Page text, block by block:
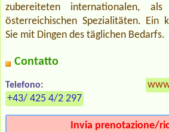
zubereiteten internationalen,
österreichischen Spezialitäten. Ein
Sie mit Dingen des täglichen Bedarfs.
Contatto
Telefono:
+43/ 425 4/2 297
Invia prenotazione/